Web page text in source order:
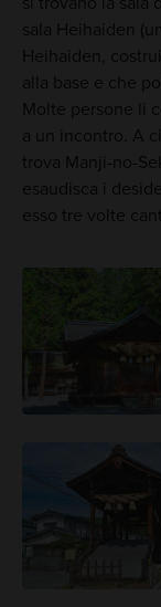
sala Heihaiden
Heihaiden,
alla base e che
Molte persone li
a un incontro. A
trova Manji-no-
esaudisca i
esso tre volte